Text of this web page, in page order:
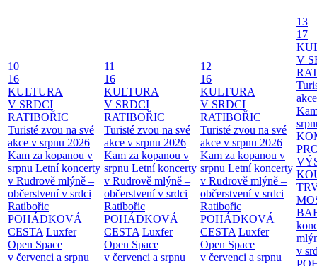
10
16
KULTURA
V SRDCI
RATIBOŘIC
Turisté zvou na své
akce v srpnu 2026
Kam za kopanou v
srpnu Letní koncerty
v Rudrově mlýně –
občerstvení v srdci
Ratibořic
POHÁDKOVÁ
CESTA Luxfer
Open Space
v červenci a srpnu
11
16
KULTURA
V SRDCI
RATIBOŘIC
Turisté zvou na své
akce v srpnu 2026
Kam za kopanou v
srpnu Letní koncerty
v Rudrově mlýně –
občerstvení v srdci
Ratibořic
POHÁDKOVÁ
CESTA Luxfer
Open Space
v červenci a srpnu
12
16
KULTURA
V SRDCI
RATIBOŘIC
Turisté zvou na své
akce v srpnu 2026
Kam za kopanou v
srpnu Letní koncerty
v Rudrově mlýně –
občerstvení v srdci
Ratibořic
POHÁDKOVÁ
CESTA Luxfer
Open Space
v červenci a srpnu
13
17
V
v